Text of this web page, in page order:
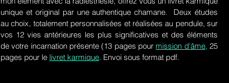
unique et original par une authentique chamane. Deux études
au choix, totalement personnalisées et réalisées au pendule, sur
vos 12 vies antérieures les plus significatives et des éléments
de votre incarnation présente (13 pages pour mission d'âme, 25
pages pour le livret karmique. Envoi sous format pdf.